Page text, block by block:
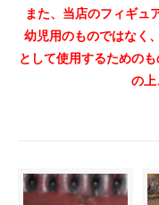
また、当店のフィギュ
幼児用のものではなく
として使用するための
の上